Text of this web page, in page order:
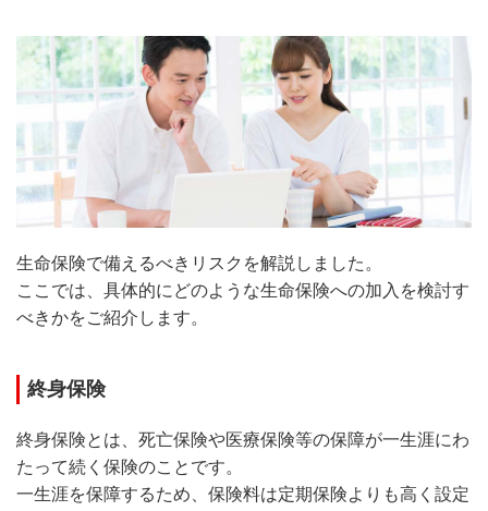
生命保険で備えるべきリスクを解説しました。
ここでは、具体的にどのような生命保険への加入を検討す
べきかをご紹介します。
終身保険
終身保険とは、死亡保険や医療保険等の保障が一生涯にわ
たって続く保険のことです。
一生涯を保障するため、保険料は定期保険よりも高く設定